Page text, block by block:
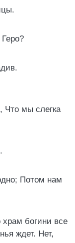
Что мы слегка
Потом нам
богини все
ждет. Нет,